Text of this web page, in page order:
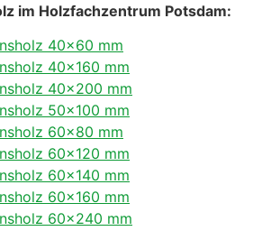
im Holzfachzentrum Potsdam:
40×60 mm
40×160 mm
40×200 mm
50×100 mm
60×80 mm
60×120 mm
60×140 mm
60×160 mm
60×240 mm